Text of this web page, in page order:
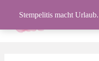
Stempelitis macht
springen